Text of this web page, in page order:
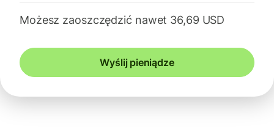
Możesz zaoszczędzić nawet 36,69 USD
Wyślij pieniądze